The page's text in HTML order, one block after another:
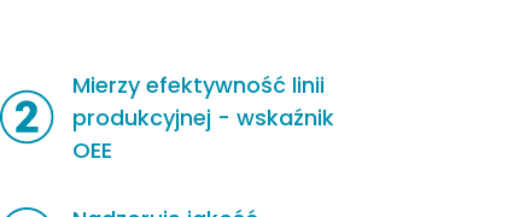
Mierzy efektywność linii
produkcyjnej - wskaźnik
OEE